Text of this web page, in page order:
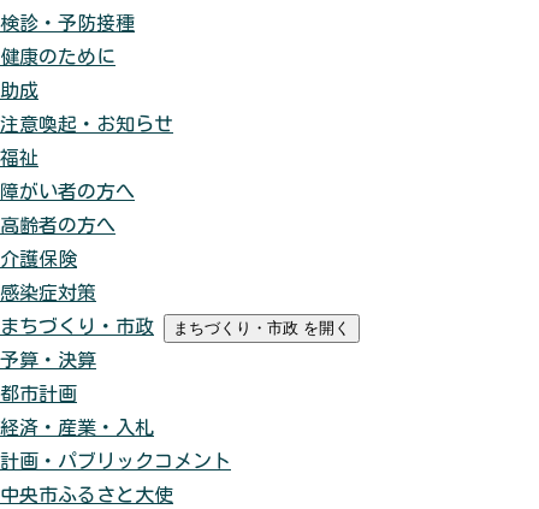
検診・予防接種
健康のために
助成
注意喚起・お知らせ
福祉
障がい者の方へ
高齢者の方へ
介護保険
感染症対策
まちづくり・市政
まちづくり・市政 を開く
予算・決算
都市計画
経済・産業・入札
計画・パブリックコメント
中央市ふるさと大使